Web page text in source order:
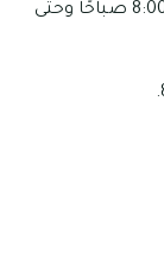
تبدأ مواعيد عمل المطعم من الساعة الـ 8:00 صباحًا وحتى